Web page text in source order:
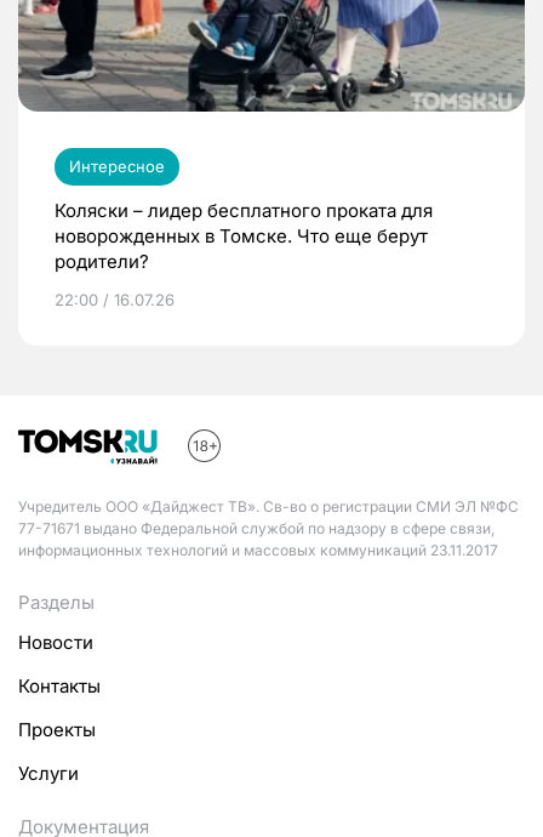
Интересное
Коляски – лидер бесплатного проката для
новорожденных в Томске. Что еще берут
родители?
22:00 / 16.07.26
Учредитель ООО «Дайджест ТВ». Св-во о регистрации СМИ ЭЛ №ФС
77-71671 выдано Федеральной службой по надзору в сфере связи,
информационных технологий и массовых коммуникаций 23.11.2017
Разделы
Новости
Контакты
Проекты
Услуги
Документация